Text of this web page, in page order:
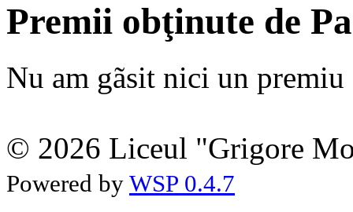
Premii obţinute de
Nu am gãsit nici un premiu
© 2026 Liceul "Grigore
Powered by WSP 0.4.7